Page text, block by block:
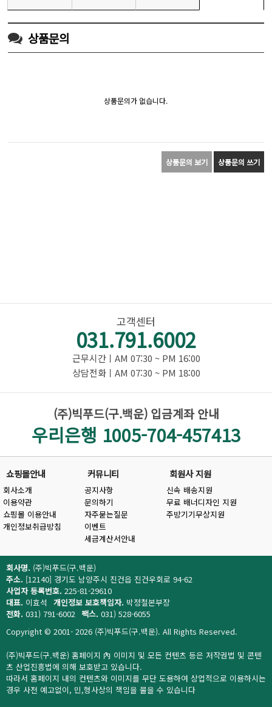
상품문의
상품문의가 없습니다.
상품문의 보기 상품문의 쓰기
고객센터
031.791.6002
근무시간ㅣAM 07:30 ~ PM 16:00
상담전화ㅣAM 07:30 ~ PM 18:00
(주)빅푸드(구.백운) 입금계좌 안내
우리은행 1005-704-457413
쇼핑몰안내
회사소개
이용약관
쇼핑몰 이용안내
개인정보취급방침
커뮤니티
공지사항
문의하기
자주묻는질문
이벤트
세금계산서안내
회원사 지원
신속 배송지원
무료 배너디자인 지원
주방기기무상지원
회사명. (주)빅푸드(구.백운)
주소. [12140] 경기도 남양주시 진건읍 진건우회로 94-62
사업자 등록번호. 225-81-29610
대표. 이효석 개인정보 보호책임자. 박정철본부장
전화. 031) 791-6002 팩스. 031) 528-6055
Copyright © 2001- 2026 (주)빅푸드(구.백운). All Rights Reserved.
(주)빅푸드(구.백운) 홈페이지 內 이미지 및 모든 컨텐츠 등은 저작권법 및 콘텐
츠 산업진흥법에 의해 보호받고 있습니다.
따라서 홈페이지 내의 컨텐츠와 이미지를 무단 도용하여 상업적으로 이용하시는
경우 사전 예고없이, 민,형사상의 책임을 물을 수 있습니다